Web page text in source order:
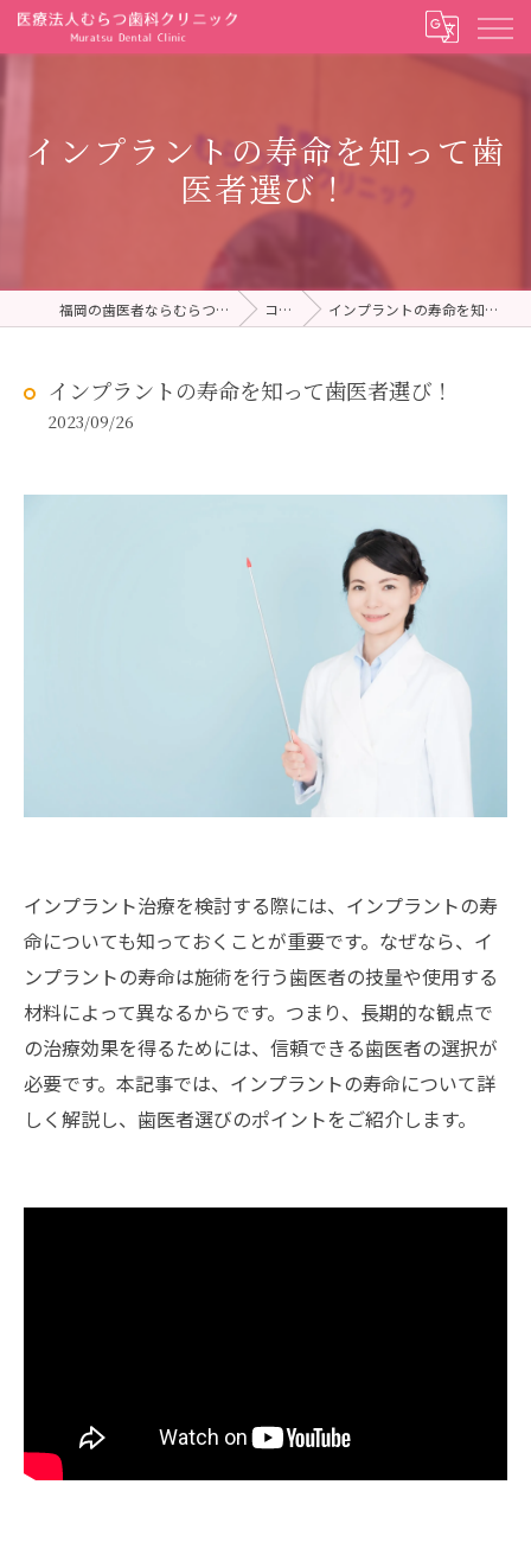
インプラントの寿命を知って歯
医者選び！
福岡の歯医者ならむらつ歯科クリニック コラム インプラントの寿命を知って歯医者選び！
インプラントの寿命を知って歯医者選び！
2023/09/26
インプラント治療を検討する際には、インプラントの寿
命についても知っておくことが重要です。なぜなら、イ
ンプラントの寿命は施術を行う歯医者の技量や使用する
材料によって異なるからです。つまり、長期的な観点で
の治療効果を得るためには、信頼できる歯医者の選択が
必要です。本記事では、インプラントの寿命について詳
しく解説し、歯医者選びのポイントをご紹介します。